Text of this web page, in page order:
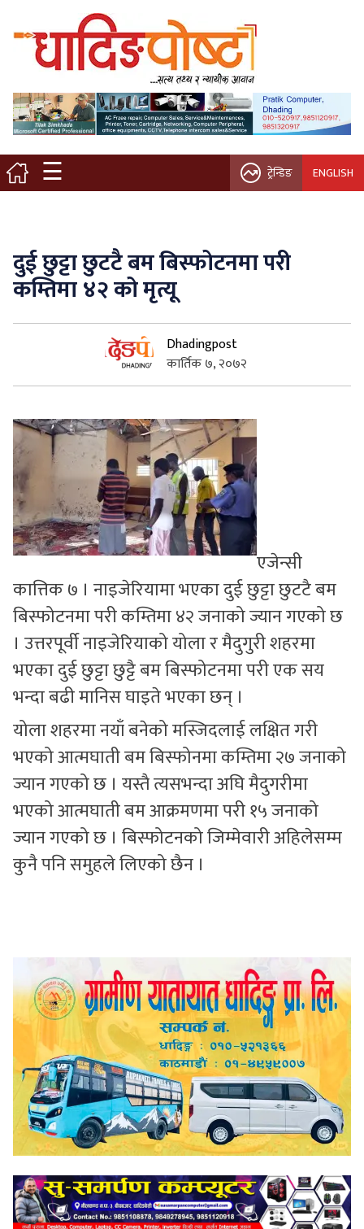
☰
मुख्य पृष्ठ
स्थानीय समाचार
विचार / ब्लग
नगर/गाउँ पालिका
कृषि/सहकारी
साहित्य / संस्कृति
सुचनाहरु
स्वास्थ्य
भिडियो
ट्रेन्डिङ ENGLISH
दुई छुट्टा छुटटै बम बिस्फोटनमा परी
कम्तिमा ४२ को मृत्यू
Dhadingpost
कार्तिक ७, २०७२
एजेन्सी
कात्तिक ७ । नाइजेरियामा भएका दुई छुट्टा छुटटै बम
बिस्फोटनमा परी कम्तिमा ४२ जनाको ज्यान गएको छ
। उत्तरपूर्वी नाइजेरियाको योला र मैदुगुरी शहरमा
भएका दुई छुट्टा छुट्टै बम बिस्फोटनमा परी एक सय
भन्दा बढी मानिस घाइते भएका छन् ।
योला शहरमा नयाँ बनेको मस्जिदलाई लक्षित गरी
भएको आत्मघाती बम बिस्फोनमा कम्तिमा २७ जनाको
ज्यान गएको छ । यस्तै त्यसभन्दा अघि मैदुगरीमा
भएको आत्मघाती बम आक्रमणमा परी १५ जनाको
ज्यान गएको छ । बिस्फोटनको जिम्मेवारी अहिलेसम्म
कुनै पनि समुहले लिएको छैन ।